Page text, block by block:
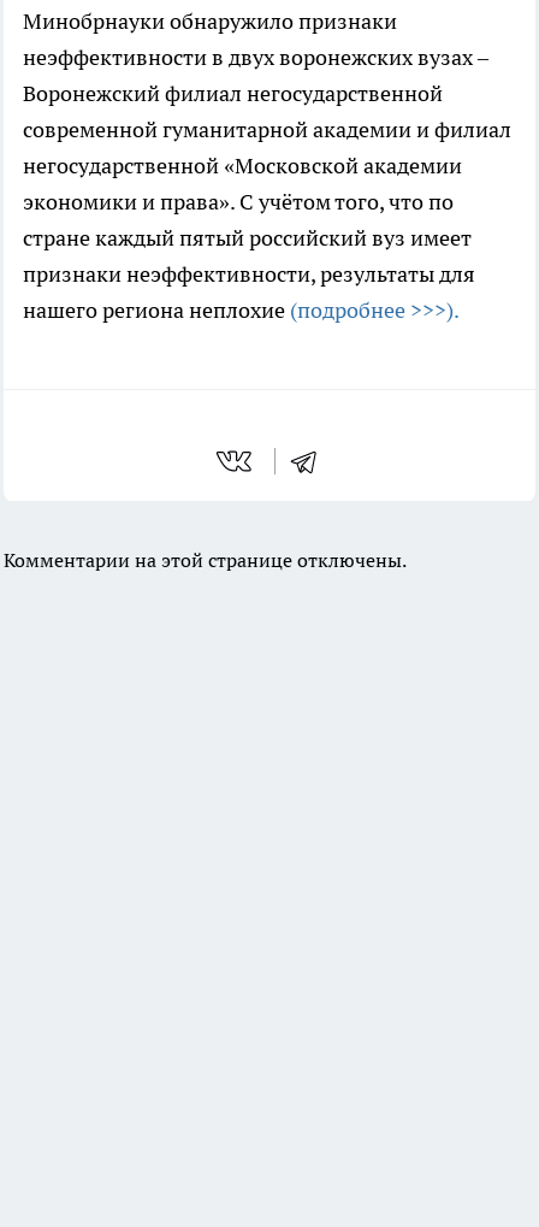
Минобрнауки обнаружило признаки
неэффективности в двух воронежских вузах –
Воронежский филиал негосударственной
современной гуманитарной академии и филиал
негосударственной «Московской академии
экономики и права». С учётом того, что по
стране каждый пятый российский вуз имеет
признаки неэффективности, результаты для
нашего региона неплохие (подробнее >>>).
Комментарии на этой странице отключены.